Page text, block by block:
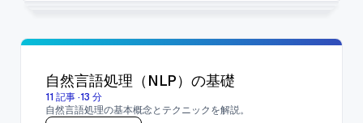
自然言語処理（NLP）の基礎
11 記事·13 分
自然言語処理の基本概念とテクニックを解説。